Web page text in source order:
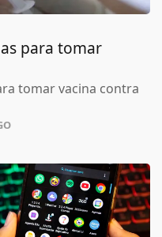
para tomar
tomar vacina contra